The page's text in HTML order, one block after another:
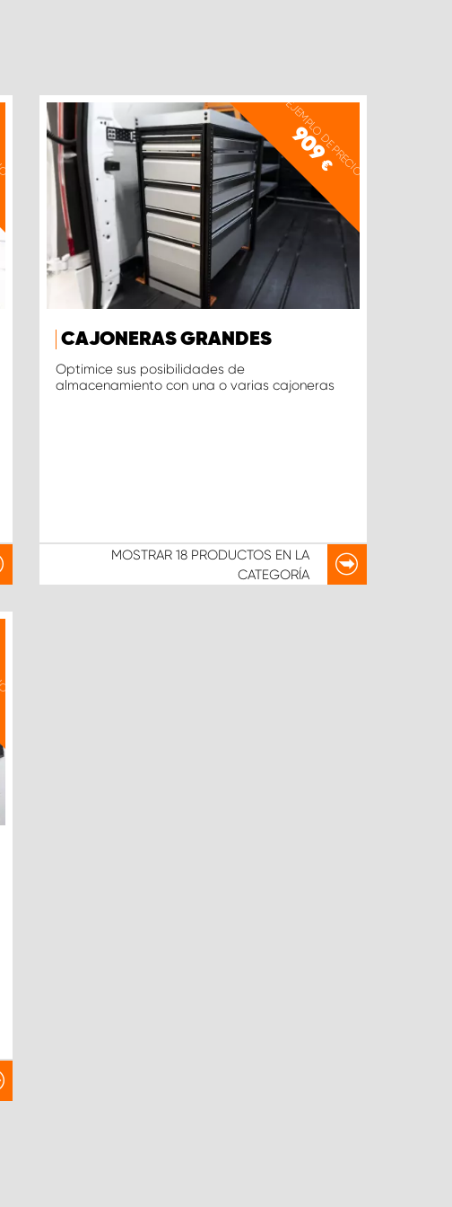
EJEMPLO DE PRECIO
909
€
CAJONERAS GRANDES
Optimice sus posibilidades de
almacenamiento con una o varias cajoneras
MOSTRAR 18 PRODUCTOS EN LA
CATEGORÍA